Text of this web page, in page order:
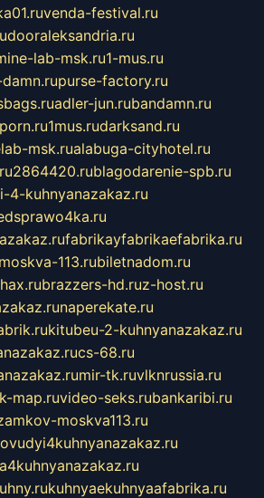
venda-festival.ru
dooraleksandria.ru
lab-msk.ru1-mus.ru
purse-factory.ru
adler-jun.rubandamn.ru
1mus.rudarksand.ru
msk.rualabuga-cityhotel.ru
2864420.rublagodarenie-spb.ru
4-kuhnyanazakaz.ru
fabrikayfabrikaefabrika.ru
113.rubiletnadom.ru
brazzers-hd.ruz-host.ru
naperekate.ru
kitubeu-2-kuhnyanazakaz.ru
cs-68.ru
mir-tk.ruvlknrussia.ru
map.ruvideo-seks.rubankaribi.ru
moskva113.ru
kuhnyaekuhnyaafabrika.ru